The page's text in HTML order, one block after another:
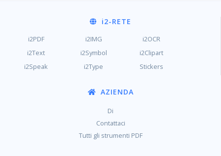
i2-RETE
i2PDF i2IMG
i2OCR
i2Text
i2Symbol
i2Clipart
i2Speak
i2Type Stickers
AZIENDA
Di
Contattaci
Tutti gli strumenti PDF